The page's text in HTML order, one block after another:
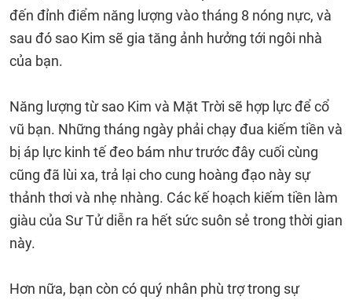
đến đỉnh điểm năng lượng vào tháng 8 nóng nực, và
sau đó sao Kim sẽ gia tăng ảnh hưởng tới ngôi nhà
của bạn.
Năng lượng từ sao Kim và Mặt Trời sẽ hợp lực để cổ
vũ bạn. Những tháng ngày phải chạy đua kiếm tiền và
bị áp lực kinh tế đeo bám như trước đây cuối cùng
cũng đã lùi xa, trả lại cho cung hoàng đạo này sự
thảnh thơi và nhẹ nhàng. Các kế hoạch kiếm tiền làm
giàu của Sư Tử diễn ra hết sức suôn sẻ trong thời gian
này.
Hơn nữa, bạn còn có quý nhân phù trợ trong sự